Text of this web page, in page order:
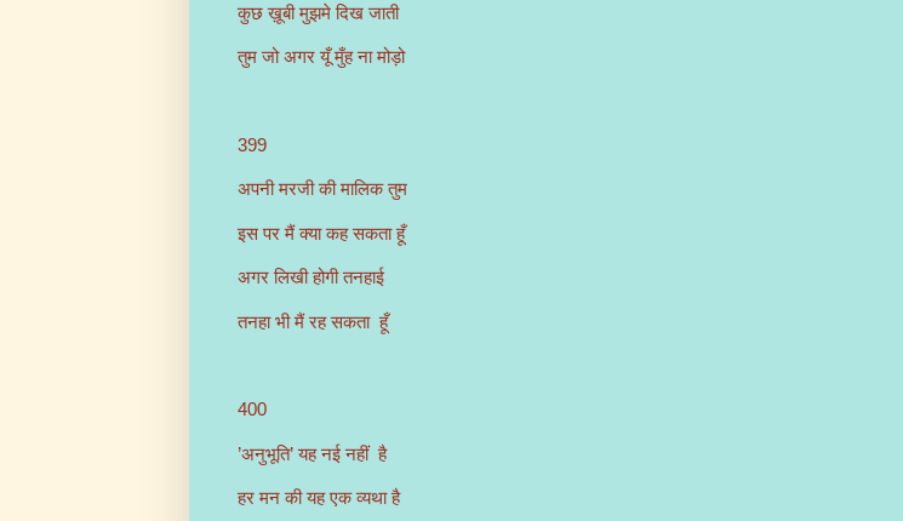
कुछ ख़ूबी मुझमे दिख जाती
तुम जो अगर यूँ मुँह ना मोड़ो
399
अपनी मरजी की मालिक तुम
इस पर मैं क्या कह सकता हूँ
अगर लिखी होगी तनहाई
तनहा भी मैं रह सकता हूँ
400
’अनुभूति’ यह नई नहीं है
हर मन की यह एक व्यथा है